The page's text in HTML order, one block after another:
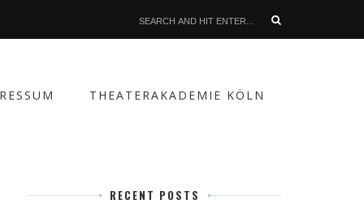
THEATERAKADEMIE KÖLN
RECENT POSTS